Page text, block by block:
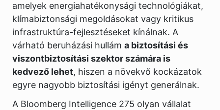
amelyek energiahatékonysági technológiákat,
klímabiztonsági megoldásokat vagy kritikus
infrastruktúra-fejlesztéseket kínálnak. A
várható beruházási hullám a biztosítási és
viszontbiztosítási szektor számára is
kedvező lehet, hiszen a növekvő kockázatok
egyre nagyobb biztosítási igényt generálnak.
A Bloomberg Intelligence 275 olyan vállalat